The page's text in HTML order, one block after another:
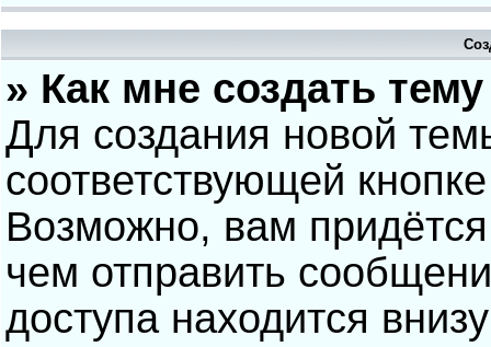
» Как мне создать
Для создания новой
соответствующей
Возможно, вам
чем отправить
доступа находится